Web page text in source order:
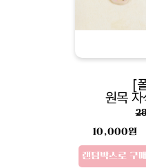
[
원목 자
10,000원
랜덤박스로 구매